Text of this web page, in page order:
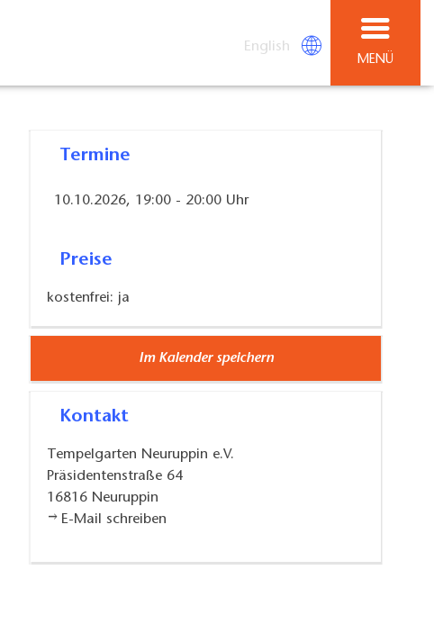
English
MENÜ
Termine
10.10.2026, 19:00 - 20:00 Uhr
Preise
kostenfrei: ja
Im Kalender speichern
Kontakt
Tempelgarten Neuruppin e.V.
Präsidentenstraße 64
16816 Neuruppin
E-Mail schreiben